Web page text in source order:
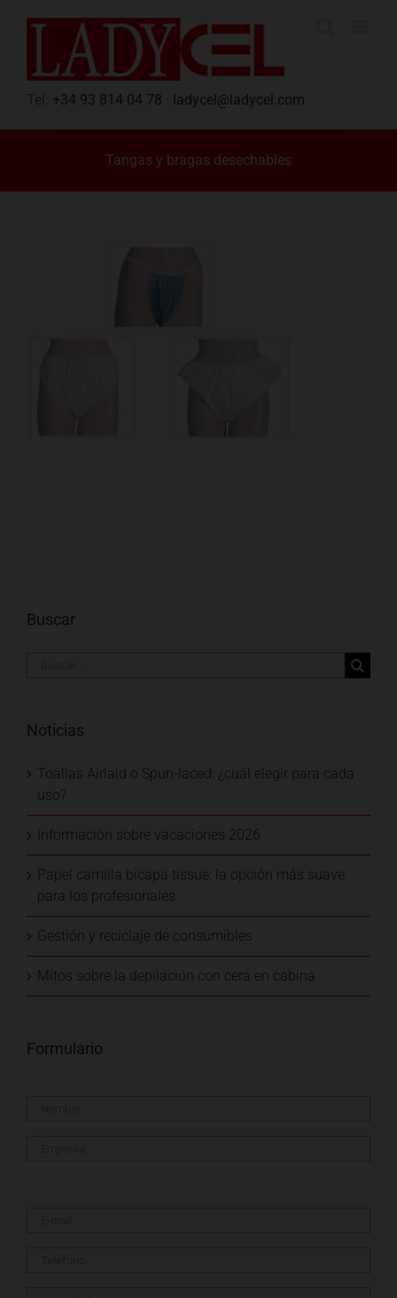
+34 93 814 04 78 ladycel@ladycel.com
Tangas y bragas desechables
Buscar
Noticias
Toallas Airlaid o Spun-laced: ¿cuál elegir para cada
uso?
Información sobre vacaciones 2026
Papel camilla bicapa tissue: la opción más suave
para los profesionales
Gestión y reciclaje de consumibles
Mitos sobre la depilación con cera en cabina
Formulario